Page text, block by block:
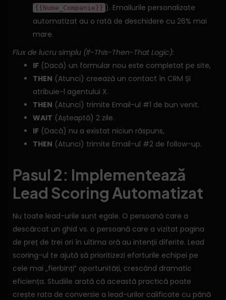
{{Nume_Companie}} ). Emailurile personalizate
automatizat au o rată de deschidere cu 26% mai
mare.
Flux de lucru simplu (If-This-Then-That Logic):
IF (Dacă) un formular nou este completat pe site,
THEN (Atunci) creează un contact în CRM ȘI
atribuie-l agentului X.
THEN (Atunci) trimite Email-ul #1 de bun venit.
WAIT (Așteaptă) 2 zile.
IF (Dacă) nu a existat niciun răspuns,
THEN (Atunci) trimite Email-ul #2 de follow-up.
Pasul 2: Implementează
Lead Scoring Automatizat
Nu toate lead-urile sunt egale. O persoană care a
descărcat un ghid vs. o persoană care a vizitat pagina
de preț de trei ori în ultima oră au intenții diferite. Lead
scoring-ul te ajută să prioritizezi eforturile echipei pe
cele mai „fierbinți” oportunități, crescând dramatic
eficiența. Studiile arată că această practică poate
crește rata de conversie a lead-urilor calificate cu până